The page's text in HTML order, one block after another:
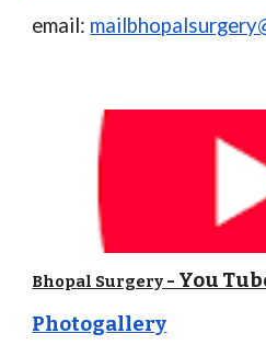
email:
Bhopal Surgery - You
Photogallery